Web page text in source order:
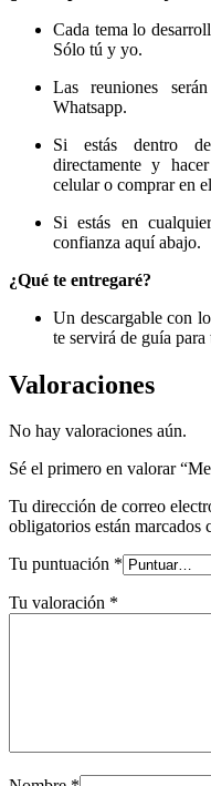
Cada tema lo
Sólo tú y yo.
Las reuniones
Whatsapp.
Si estás dentro
directamente y
celular o comprar en
Si estás en
confianza aquí abajo.
¿Qué te entregaré?
Un descargable con
te servirá de guía
Valoraciones
No hay valoraciones aún.
Sé el primero en valorar
Tu dirección de correo
obligatorios están marcados
Tu puntuación *
Tu valoración *